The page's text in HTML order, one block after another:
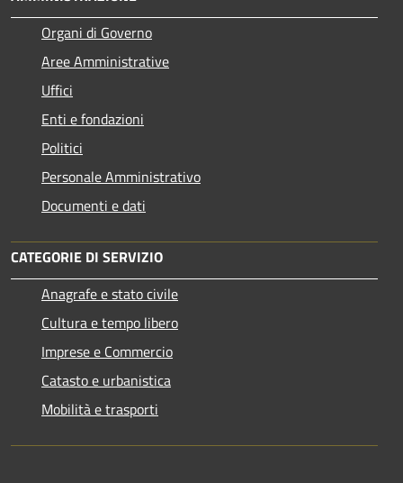
Organi di Governo
Aree Amministrative
Uffici
Enti e fondazioni
Politici
Personale Amministrativo
Documenti e dati
CATEGORIE DI SERVIZIO
Anagrafe e stato civile
Cultura e tempo libero
Imprese e Commercio
Catasto e urbanistica
Mobilità e trasporti